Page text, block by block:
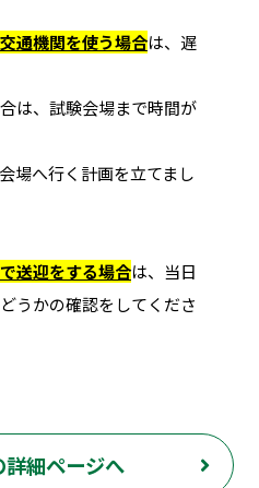
通機関を使う場合は、遅
は、試験会場まで時間が
場へ行く計画を立てまし
送迎をする場合は、当日
うかの確認をしてくださ
詳細ページへ